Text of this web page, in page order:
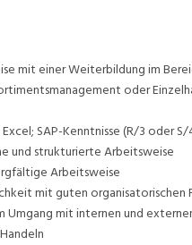
mit einer Weiterbildung im
oder
SAP-Kenntnisse (R/3 oder
und strukturierte Arbeitsweise
Arbeitsweise
mit guten organisatorischen
mit internen und